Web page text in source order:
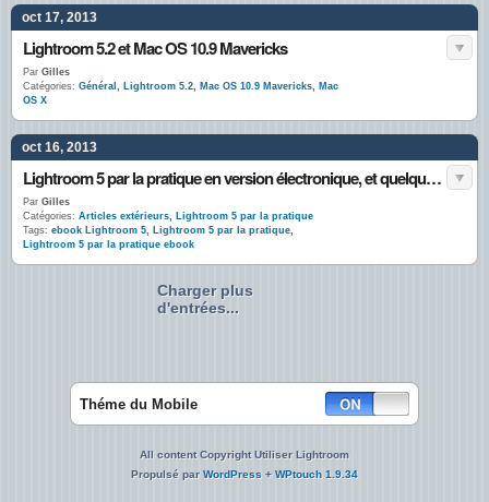
oct 17, 2013
Lightroom 5.2 et Mac OS 10.9 Mavericks
Par Gilles
Catégories: Général , Lightroom 5.2, Mac OS 10.9 Mavericks, Mac
OS X
oct 16, 2013
Lightroom 5 par la pratique en version électronique, et quelques news…
Par Gilles
Catégories: Articles extérieurs, Lightroom 5 par la pratique
Tags: ebook Lightroom 5, Lightroom 5 par la pratique,
Lightroom 5 par la pratique ebook
Charger plus
d'entrées...
Théme du Mobile
All content Copyright Utiliser Lightroom
Propulsé parWordPress + WPtouch 1.9.34